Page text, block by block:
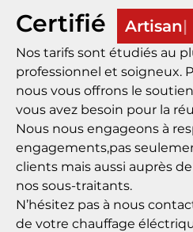
Certifié Artisan
Nos tarifs sont étudiés au
professionnel et soigneux.
nous vous offrons le
vous avez besoin pour la
Nous nous engageons à
engagements,pas
clients mais aussi auprès
nos sous-traitants.
N’hésitez pas à nous
de votre chauffage